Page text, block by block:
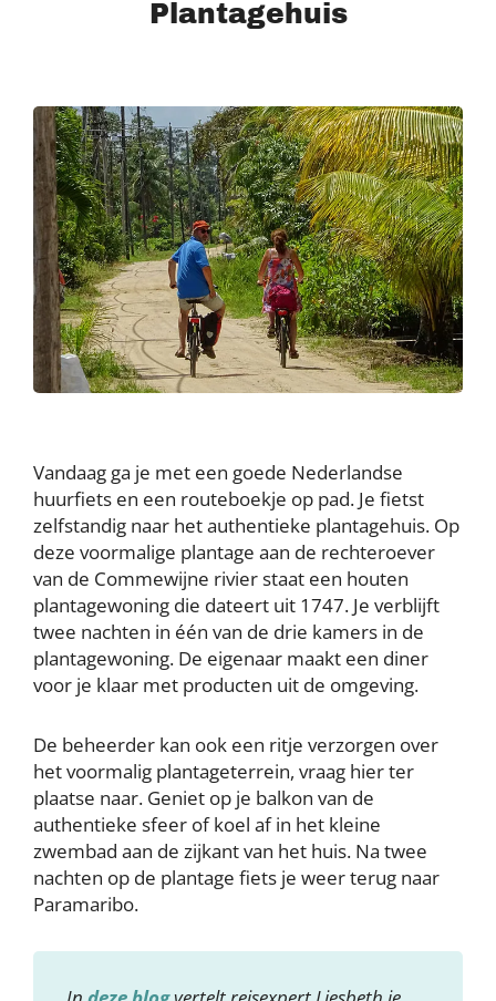
Plantagehuis
Vandaag ga je met een goede Nederlandse
huurfiets en een routeboekje op pad. Je fietst
zelfstandig naar het authentieke plantagehuis. Op
deze voormalige plantage aan de rechteroever
van de Commewijne rivier staat een houten
plantagewoning die dateert uit 1747. Je verblijft
twee nachten in één van de drie kamers in de
plantagewoning. De eigenaar maakt een diner
voor je klaar met producten uit de omgeving.
De beheerder kan ook een ritje verzorgen over
het voormalig plantageterrein, vraag hier ter
plaatse naar. Geniet op je balkon van de
authentieke sfeer of koel af in het kleine
zwembad aan de zijkant van het huis. Na twee
nachten op de plantage fiets je weer terug naar
Paramaribo.